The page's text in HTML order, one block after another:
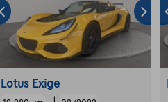
Lotus Exige